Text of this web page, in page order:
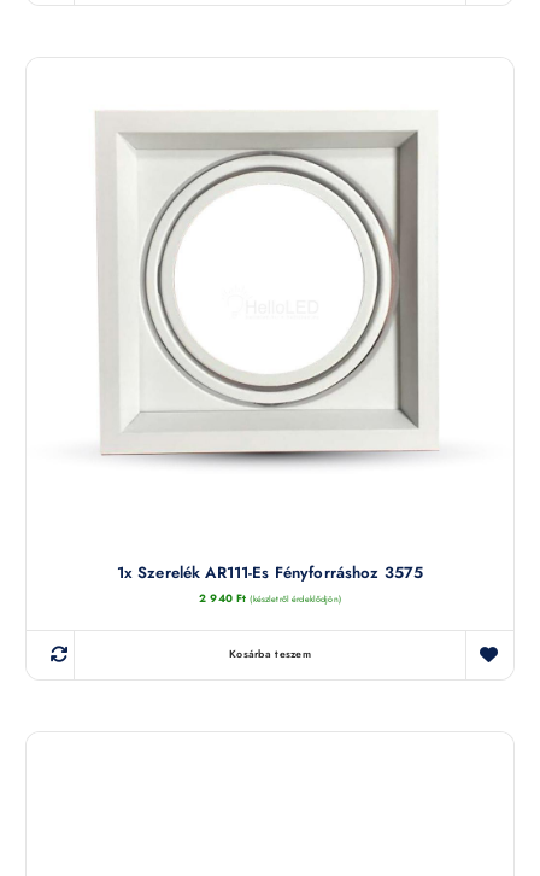
1x Szerelék AR111-Es Fényforráshoz 3575
2 940 Ft (készletről érdeklődjön)
Kosárba teszem